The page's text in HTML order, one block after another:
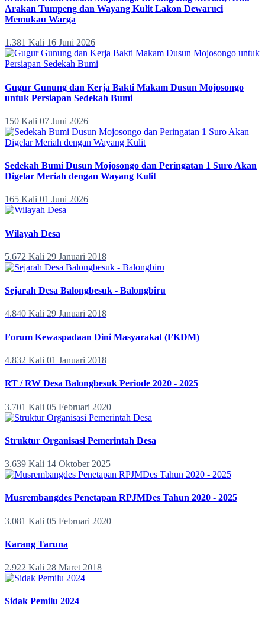
Arakan Tumpeng dan Wayang Kulit Lakon Dewaruci
Memukau Warga
1.381 Kali 16 Juni 2026
Gugur Gunung dan Kerja Bakti Makam Dusun Mojosongo
untuk Persiapan Sedekah Bumi
150 Kali 07 Juni 2026
Sedekah Bumi Dusun Mojosongo dan Peringatan 1 Suro Akan
Digelar Meriah dengan Wayang Kulit
165 Kali 01 Juni 2026
Wilayah Desa
5.672 Kali 29 Januari 2018
Sejarah Desa Balongbesuk - Balongbiru
4.840 Kali 29 Januari 2018
Forum Kewaspadaan Dini Masyarakat (FKDM)
4.832 Kali 01 Januari 2018
RT / RW Desa Balongbesuk Periode 2020 - 2025
3.701 Kali 05 Februari 2020
Struktur Organisasi Pemerintah Desa
3.639 Kali 14 Oktober 2025
Musrembangdes Penetapan RPJMDes Tahun 2020 - 2025
3.081 Kali 05 Februari 2020
Karang Taruna
2.922 Kali 28 Maret 2018
Sidak Pemilu 2024